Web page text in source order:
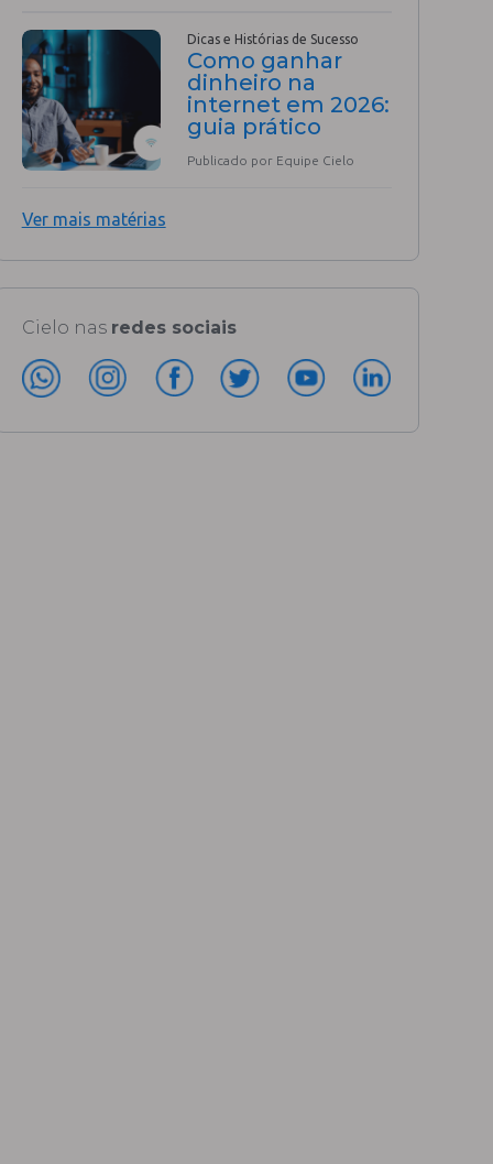
Dicas e Histórias de Sucesso
Como ganhar
dinheiro na
internet em 2026:
guia prático
Publicado por Equipe Cielo
Ver mais matérias
Cielo nas redes sociais